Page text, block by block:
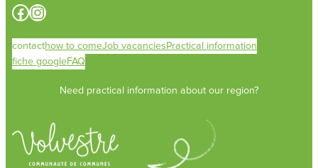
Facebook Instagram
contacthow to comeJob vacanciesPractical information
fiche googleFAQ
Need practical information about our region?